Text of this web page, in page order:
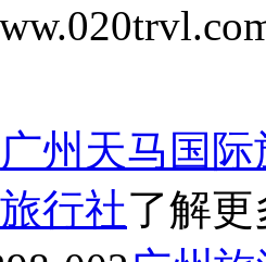
广州天马国
行社了解